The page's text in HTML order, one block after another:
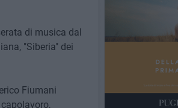
di musica dal
"Siberia" dei
Fiumani